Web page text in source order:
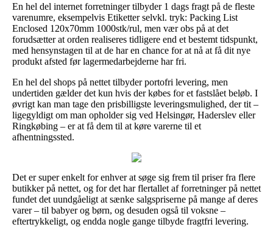
En hel del internet forretninger tilbyder 1 dags fragt på de fleste
varenumre, eksempelvis Etiketter selvkl. tryk: Packing List
Enclosed 120x70mm 1000stk/rul, men vær obs på at det
forudsætter at orden realiseres tidligere end et bestemt tidspunkt,
med hensynstagen til at de har en chance for at nå at få dit nye
produkt afsted før lagermedarbejderne har fri.
En hel del shops på nettet tilbyder portofri levering, men
undertiden gælder det kun hvis der købes for et fastslået beløb. I
øvrigt kan man tage den prisbilligste leveringsmulighed, der tit –
ligegyldigt om man opholder sig ved Helsingør, Haderslev eller
Ringkøbing – er at få dem til at køre varerne til et
afhentningssted.
Det er super enkelt for enhver at søge sig frem til priser fra flere
butikker på nettet, og for det har flertallet af forretninger på nettet
fundet det uundgåeligt at sænke salgspriserne på mange af deres
varer – til babyer og børn, og desuden også til voksne –
eftertrykkeligt, og endda nogle gange tilbyde fragtfri levering.